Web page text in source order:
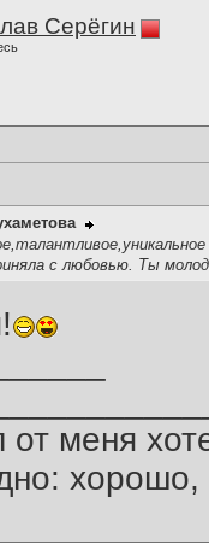
Серёгин
с любовью. Ты
от меня